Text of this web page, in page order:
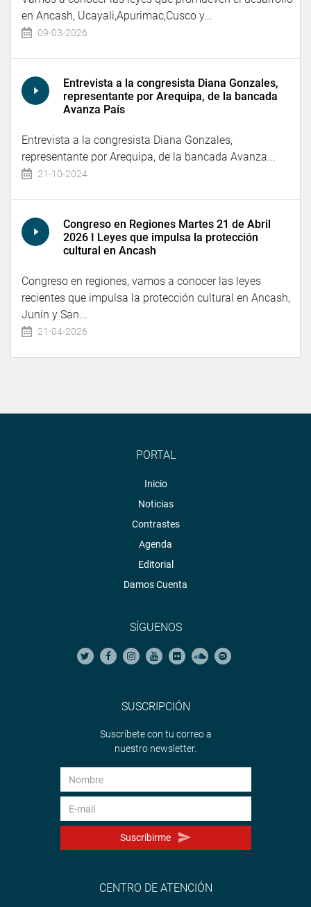
en Ancash, Ucayali,Apurimac,Cusco y...
09-03-2026
Entrevista a la congresista Diana Gonzales,
representante por Arequipa, de la bancada
Avanza País
Entrevista a la congresista Diana Gonzales,
representante por Arequipa, de la bancada Avanza...
21-10-2024
Congreso en Regiones Martes 21 de Abril
2026 I Leyes que impulsa la protección
cultural en Ancash
Congreso en regiones, vamos a conocer las leyes
recientes que impulsa la protección cultural en Ancash,
Junín y San...
21-04-2026
PORTAL
Inicio
Noticias
Contrastes
Agenda
Editorial
Damos Cuenta
SÍGUENOS
SUSCRIPCIÓN
Suscríbete con tu correo a
nuestro newsletter.
Suscribirme
CENTRO DE ATENCIÓN